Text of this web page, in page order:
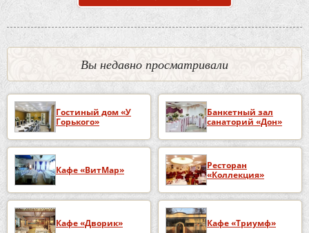
Вы недавно просматривали
Гостиный дом «У
Горького»
Банкетный зал
санаторий «Дон»
Кафе «ВитМар»
Ресторан
«Коллекция»
Кафе «Дворик» Кафе «Триумф»